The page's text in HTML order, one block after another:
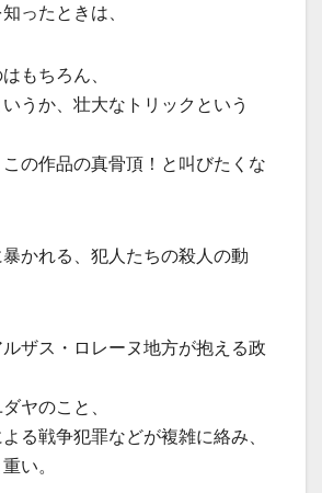
ったときは、
もちろん、
うか、壮大なトリックという
の作品の真骨頂！と叫びたくな
かれる、犯人たちの殺人の動
ザス・ロレーヌ地方が抱える政
ヤのこと、
る戦争犯罪などが複雑に絡み、
い。